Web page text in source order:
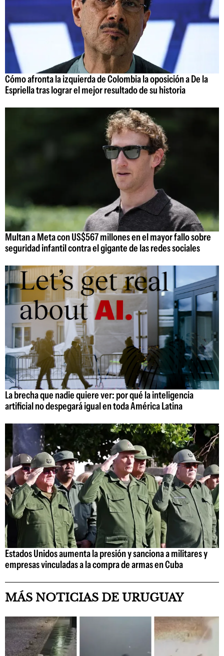
Cómo afronta la izquierda de Colombia la oposición a De la
Espriella tras lograr el mejor resultado de su historia
Multan a Meta con US$567 millones en el mayor fallo sobre
seguridad infantil contra el gigante de las redes sociales
La brecha que nadie quiere ver: por qué la inteligencia
artificial no despegará igual en toda América Latina
Estados Unidos aumenta la presión y sanciona a militares y
empresas vinculadas a la compra de armas en Cuba
MÁS NOTICIAS DE URUGUAY